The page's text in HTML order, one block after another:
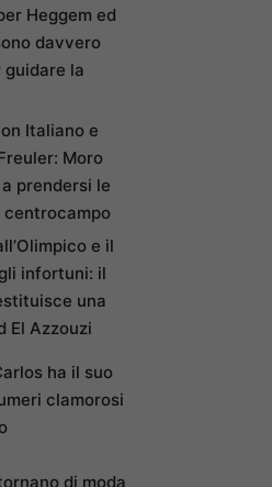
Heggem ed
davvero
la
Italiano e
Moro
prendersi le
e il
infortuni: il
una
El Azzouzi
ha il suo
clamorosi
di moda